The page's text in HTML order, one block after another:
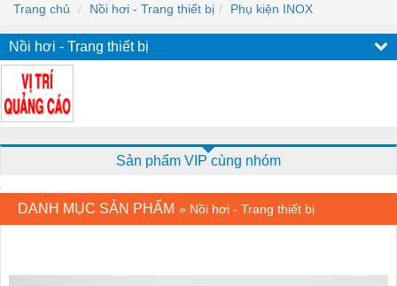
Trang chủ Nồi hơi - Trang thiết bị Phụ kiện INOX
Nồi hơi - Trang thiết bị
Sản phẩm VIP cùng nhóm
DANH MỤC SẢN PHẨM » Nồi hơi - Trang thiết bị